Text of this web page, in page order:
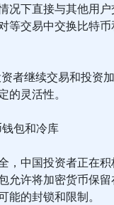
况下直接与其他用
等交易中交换比特
者继续交易和投资
的灵活性。
包和冷库
，中国投资者正在
允许将加密货币保
能的封锁和限制。